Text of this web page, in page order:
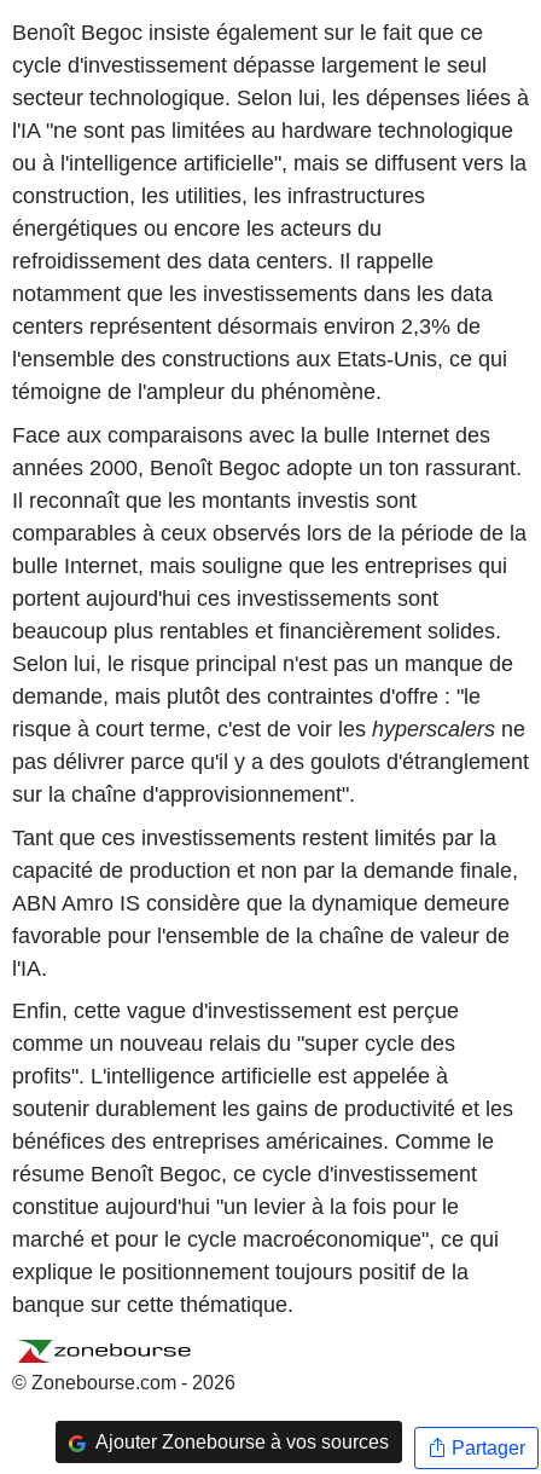
Benoît Begoc insiste également sur le fait que ce
cycle d'investissement dépasse largement le seul
secteur technologique. Selon lui, les dépenses liées à
l'IA "ne sont pas limitées au hardware technologique
ou à l'intelligence artificielle", mais se diffusent vers la
construction, les utilities, les infrastructures
énergétiques ou encore les acteurs du
refroidissement des data centers. Il rappelle
notamment que les investissements dans les data
centers représentent désormais environ 2,3% de
l'ensemble des constructions aux Etats-Unis, ce qui
témoigne de l'ampleur du phénomène.
Face aux comparaisons avec la bulle Internet des
années 2000, Benoît Begoc adopte un ton rassurant.
Il reconnaît que les montants investis sont
comparables à ceux observés lors de la période de la
bulle Internet, mais souligne que les entreprises qui
portent aujourd'hui ces investissements sont
beaucoup plus rentables et financièrement solides.
Selon lui, le risque principal n'est pas un manque de
demande, mais plutôt des contraintes d'offre : "le
risque à court terme, c'est de voir les hyperscalers ne
pas délivrer parce qu'il y a des goulots d'étranglement
sur la chaîne d'approvisionnement".
Tant que ces investissements restent limités par la
capacité de production et non par la demande finale,
ABN Amro IS considère que la dynamique demeure
favorable pour l'ensemble de la chaîne de valeur de
l'IA.
Enfin, cette vague d'investissement est perçue
comme un nouveau relais du "super cycle des
profits". L'intelligence artificielle est appelée à
soutenir durablement les gains de productivité et les
bénéfices des entreprises américaines. Comme le
résume Benoît Begoc, ce cycle d'investissement
constitue aujourd'hui "un levier à la fois pour le
marché et pour le cycle macroéconomique", ce qui
explique le positionnement toujours positif de la
banque sur cette thématique.
© Zonebourse.com - 2026
Ajouter Zonebourse à vos sources Partager